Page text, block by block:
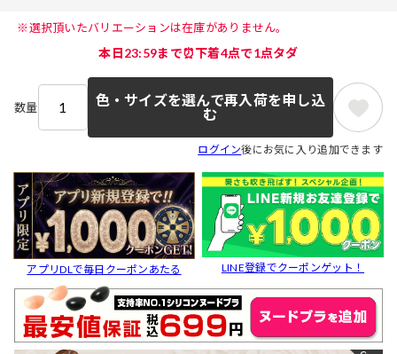
※選択頂いたバリエーションは在庫がありません。
本日23:59まで⏰下着4点で1点タダ
数量
色・サイズを選んで再入荷を申し込
む
ログイン後にお気に入り追加できます
アプリDLで毎日クーポンあたる LINE登録でクーポンゲット！